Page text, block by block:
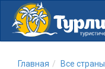
Главная Все страны